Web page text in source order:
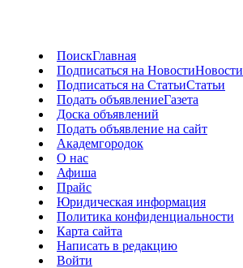
ПоискГлавная
Подписаться на НовостиНовости
Подписаться на СтатьиСтатьи
Подать объявлениеГазета
Доска объявлений
Подать объявление на сайт
Академгородок
О нас
Афиша
Прайс
Юридическая информация
Политика конфиденциальности
Карта сайта
Написать в редакцию
Войти